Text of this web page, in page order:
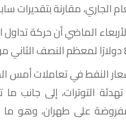
الماضي أن حركة
النفط في تعاملات أمس
تهدئة التوترات، إلى
على طهران، وهو ما